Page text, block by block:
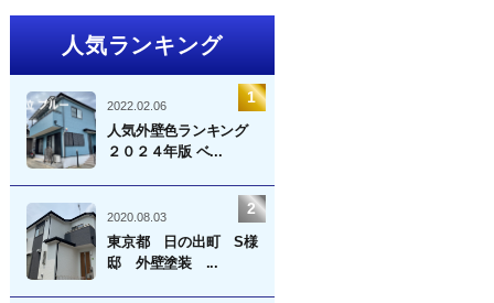
人気ランキング
2022.02.06
人気外壁色ランキング
２０２４年版 ベ...
2020.08.03
東京都 日の出町 S様
邸 外壁塗装 ...